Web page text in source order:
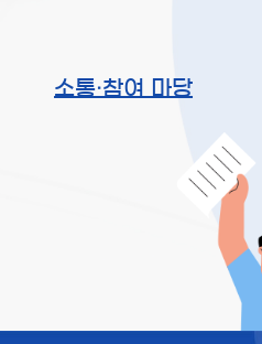
소통·참여 마당